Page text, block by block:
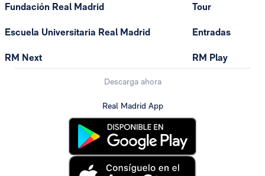
Fundación Real Madrid
Escuela Universitaria Real Madrid
RM Next
Tour
Entradas
RM Play
Descarga ahora
Real Madrid App